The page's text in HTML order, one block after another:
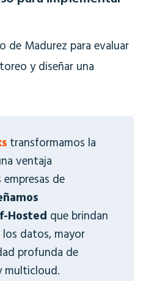
de Madurez para evaluar
y diseñar una
transformamos la
ventaja
de
Hosted que brindan
datos, mayor
profunda de
multicloud.